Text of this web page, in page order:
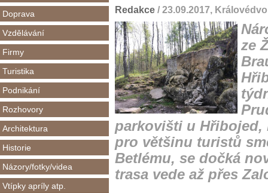
Doprava
Vzdělávání
Firmy
Turistika
Podnikání
Rozhovory
Architektura
Historie
Názory/fotky/videa
Vtípky apríly atp.
Redakce / 23.09.2017,
ze
parkovišti u Hřibojed,
pro většinu turistů
Betlému, se dočká
trasa vede až přes